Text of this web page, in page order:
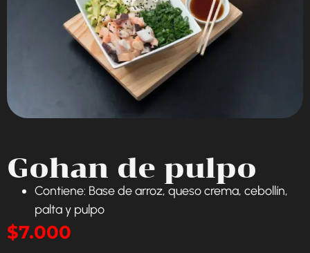
Gohan de pulpo
Contiene: Base de arroz, queso crema, cebollín,
palta y pulpo
$7.000